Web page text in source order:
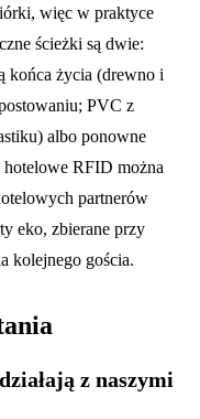
więc w praktyce
ścieżki są dwie:
końca życia (drewno i
PVC z
albo ponowne
RFID można
partnerów
eko, zbierane przy
kolejnego gościa.
z naszymi